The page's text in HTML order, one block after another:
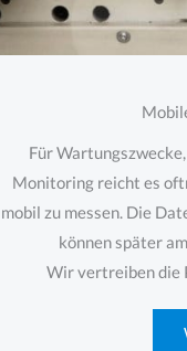
Für
Monitoring reicht es
mobil zu messen. Die
können später
Wir vertreiben die